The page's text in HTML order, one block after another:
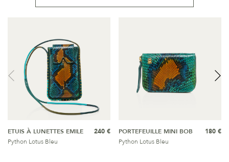
ETUIS À LUNETTES EMILE
Python Lotus Bleu
240 €
PORTEFEUILLE MINI BOB
Python Lotus Bleu
180 €